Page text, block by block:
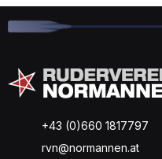
+43 (0)660 1817797
rvn@normannen.at